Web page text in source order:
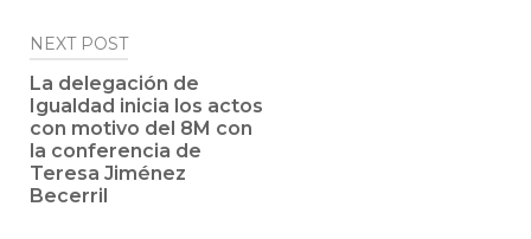
NEXT POST
La delegación de
Igualdad inicia los actos
con motivo del 8M con
la conferencia de
Teresa Jiménez
Becerril